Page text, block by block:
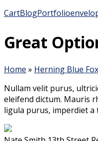
CartBlogPortfolio
Great
Home » Herning Blue Fox
Nullam velit purus,
eleifend dictum. Mauris
ligula purus, imperdiet a